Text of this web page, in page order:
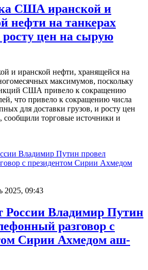
США иранской и
нефти на танкерах
росту цен на сырую
и иранской нефти, хранящейся на
максимумов, поскольку
США привело к сокращению
что привело к сокращению числа
для доставки грузов, и росту цен
сообщили торговые источники и
2025, 09:43
России Владимир Путин
разговор с
Сирии Ахмедом аш-